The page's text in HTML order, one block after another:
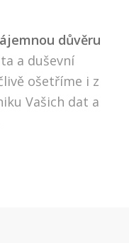
důvěru
a duševní
ošetříme i z
Vašich dat a